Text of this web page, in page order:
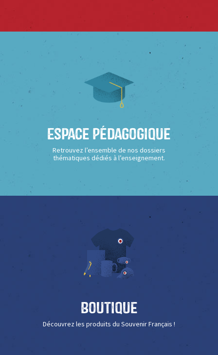
Espace Pédagogique
Retrouvez l’ensemble de nos dossiers
thématiques dédiés à l’enseignement.
Boutique
Découvrez les produits du Souvenir Français !